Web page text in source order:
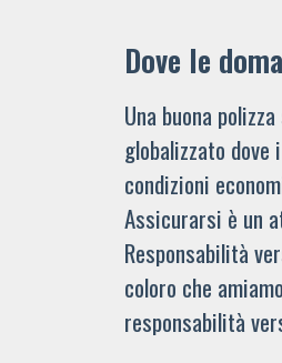
Dove le
Una buona
globalizzato
condizioni
Assicurarsi è un
Responsabilità
coloro che
responsabilità